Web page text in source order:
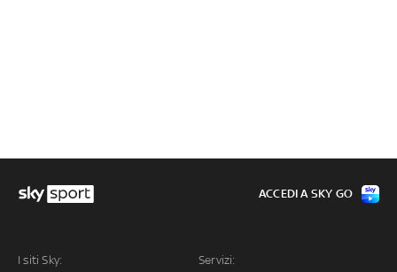
I siti Sky: Servizi:
ACCEDI A SKY GO